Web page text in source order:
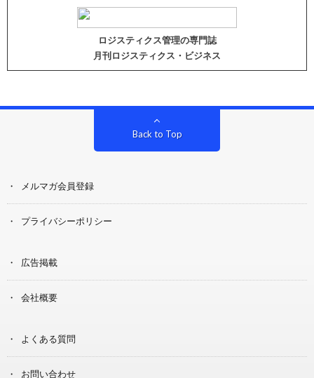
ロジスティクス管理の専門誌
月刊ロジスティクス・ビジネス
Back to Top
メルマガ会員登録
プライバシーポリシー
広告掲載
会社概要
よくある質問
お問い合わせ